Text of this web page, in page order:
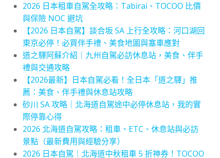
2026 日本租車自駕全攻略：Tabirai、TOCOO 比價
與保險 NOC 避坑
【2026 日本自駕】談合坂 SA 上行全攻略：河口湖回
東京必停！必買伴手禮、美食地圖與塞車應對
道之驛阿蘇介紹｜九州自駕必訪休息站，美食、伴手
禮與交通攻略
【2026最新】日本自駕必看！全日本「道之驛」推
薦：美食、伴手禮與休息站攻略
砂川 SA 攻略｜北海道自駕途中必停休息站，我的實
際停靠心得
2026 北海道自駕攻略：租車、ETC、休息站與必訪
景點（最新費用與經驗分享）
2026 日本自駕｜北海道中秋租車 5 折神券！TOCOO